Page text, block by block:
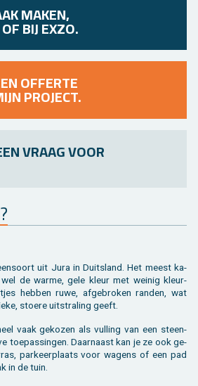
MAKEN,
BIJ EXZO.
OFFERTE
PROJECT.
VRAAG VOOR
uit Jura in Duits­land. Het meest ka­
de warme, gele kleur met wei­nig kleur­
heb­ben ruwe, af­ge­bro­ken ran­den, wat
stoe­re uit­stra­ling geeft.
vaak ge­ko­zen als vul­ling van een steen­
toe­pas­sin­gen. Daar­naast kan je ze ook ge­
par­keer­plaats voor wa­gens of een pad
in de tuin.